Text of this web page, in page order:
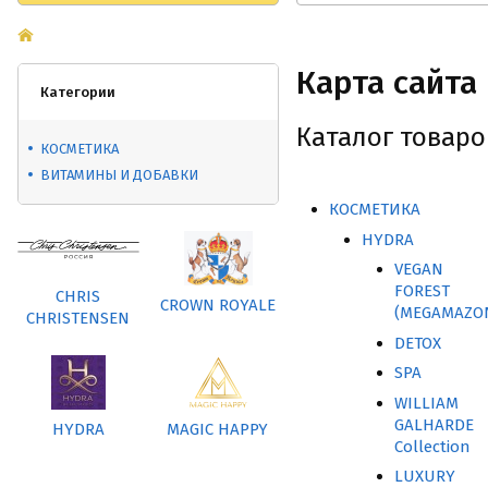
Категории
КОСМЕТИКА
ВИТАМИНЫ И ДОБАВКИ
CHRIS
CHRISTENSEN
CROWN ROYALE
HYDRA MAGIC HAPPY
Карта сайта
Каталог
КОСМЕТИКА
HYDRA
VEGAN
FOREST
DETOX
SPA
WILLIAM
GALHARDE
Collection
LUXURY